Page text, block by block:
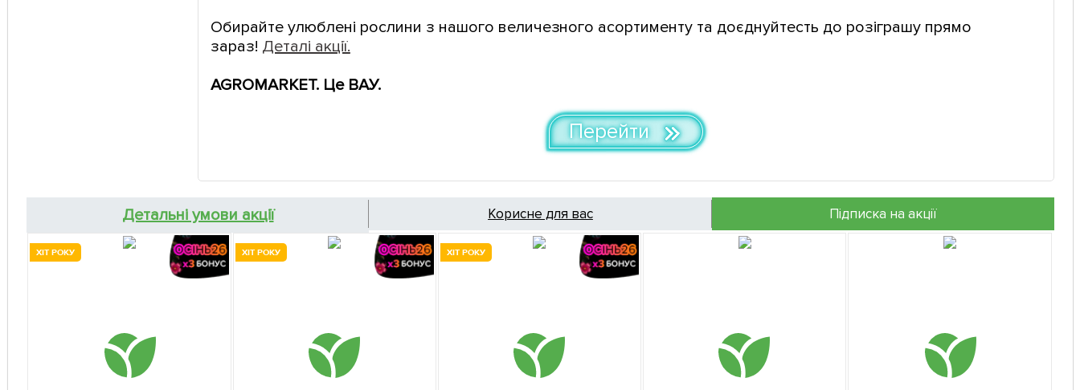
Обирайте улюблені рослини з нашого величезного асортименту та доєднуйтесть до розіграшу прямо
зараз! Деталі акції.
AGROMARKET. Це ВАУ.
Перейти
Детальні умови акції Корисне для вас Підписка на акції
ХІТ РОКУ ХІТ РОКУ ХІТ РОКУ